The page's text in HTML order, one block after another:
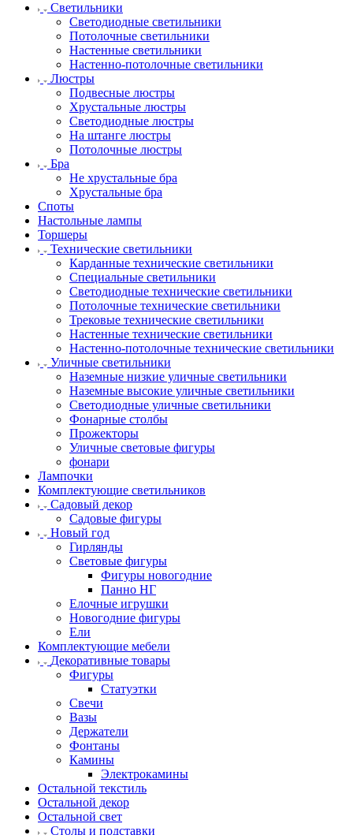
Светильники
Светодиодные светильники
Потолочные светильники
Настенные светильники
Настенно-потолочные светильники
Люстры
Подвесные люстры
Хрустальные люстры
Светодиодные люстры
На штанге люстры
Потолочные люстры
Бра
Не хрустальные бра
Хрустальные бра
Споты
Настольные лампы
Торшеры
Технические светильники
Карданные технические светильники
Специальные светильники
Светодиодные технические светильники
Потолочные технические светильники
Трековые технические светильники
Настенные технические светильники
Настенно-потолочные технические светильники
Уличные светильники
Наземные низкие уличные светильники
Наземные высокие уличные светильники
Светодиодные уличные светильники
Фонарные столбы
Прожекторы
Уличные световые фигуры
фонари
Лампочки
Комплектующие светильников
Садовый декор
Садовые фигуры
Новый год
Гирлянды
Световые фигуры
Фигуры новогодние
Панно НГ
Елочные игрушки
Новогодние фигуры
Ели
Комплектующие мебели
Декоративные товары
Фигуры
Статуэтки
Свечи
Вазы
Держатели
Фонтаны
Камины
Электрокамины
Остальной текстиль
Остальной декор
Остальной свет
Столы и подставки